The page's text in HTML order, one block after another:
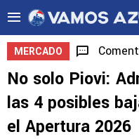
MERCADO
No solo Piovi:
las 4 posibles
el Apertura 2026